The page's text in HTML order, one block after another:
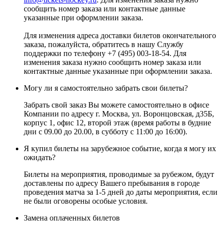
сообщить номер заказа или контактные данные
указанные при оформлении заказа.
Для изменения адреса доставки билетов окончательного
заказа, пожалуйста, обратитесь в нашу Службу
поддержки по телефону +7 (495) 003-18-54. Для
изменения заказа нужно сообщить номер заказа или
контактные данные указанные при оформлении заказа.
Могу ли я самостоятельно забрать свои билеты?
Забрать свой заказ Вы можете самостоятельно в офисе
Компании по адресу г. Москва, ул. Воронцовская, д35Б,
корпус 1, офис 12, второй этаж (время работы в будние
дни с 09.00 до 20.00, в субботу с 11:00 до 16:00).
Я купил билеты на зарубежное событие, когда я могу их
ожидать?
Билеты на мероприятия, проводимые за рубежом, будут
доставлены по адресу Вашего пребывания в городе
проведения матча за 1-5 дней до даты мероприятия, если
не были оговорены особые условия.
Замена оплаченных билетов